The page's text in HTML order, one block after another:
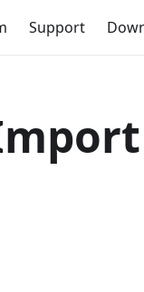
Support